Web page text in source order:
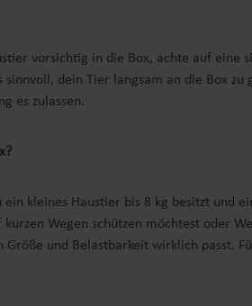
vorsichtig in die Box, achte auf eine
dein Tier langsam an die Box
es zulassen.
kleines Haustier bis 8 kg besitzt und
Wegen schützen möchtest oder
und Belastbarkeit wirklich passt.